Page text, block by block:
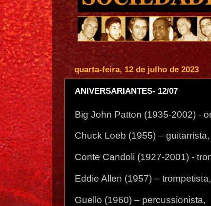
quarta-feira, 12 de julho de 2023
ANIVERSARIANTES- 12/07
Big John Patton (1935-2002) -
Chuck Loeb (1955) – guitarrista,
Conte Candoli (1927-2001) -
Eddie Allen (1957) –
Guello (1960) – percussionista,